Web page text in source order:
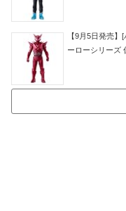
【9月5日発売
ーローシリーズ